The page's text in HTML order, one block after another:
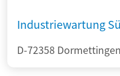
Industriewartung
D-72358